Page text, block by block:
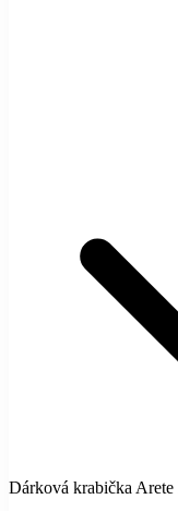
Dárková krabička Arete